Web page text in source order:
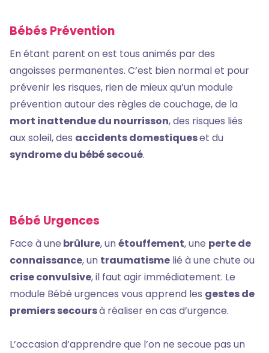
Bébés Prévention
En étant parent on est tous animés par des
angoisses permanentes. C’est bien normal et pour
prévenir les risques, rien de mieux qu’un module
prévention autour des règles de couchage, de la
mort inattendue du nourrisson, des risques liés
aux soleil, des accidents domestiqueset du
syndrome du bébé secoué.
Bébé Urgences
Face à une brûlure, unétouffement, une perte de
connaissance, un traumatisme lié à une chute ou
crise convulsive, il faut agir immédiatement. Le
module Bébé urgences vous apprend les gestes de
premiers secoursà réaliser en cas d’urgence.
L’occasion d’apprendre que l’on ne secoue pas un